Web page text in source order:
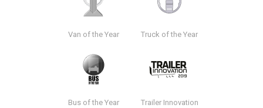
Van of the Year Truck of the Year
Bus of the Year Trailer Innovation